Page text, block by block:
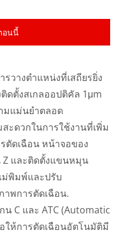
อนนี้
วางตำแหน่งที่เสถียรยิ่ง
ดตั้งสเกลออปติคัล 1μm
มแม่นยำตลอด
ะดวกในการใช้งานที่เพิ่ม
ตัดเฉือน หน้าจอของ
Z และติดตั้งแขนหมุน
พิมพ์และปรับ
าพการตัดเฉือน.
C และ ATC (Automatic
ให้การตัดเฉือนอัตโนมัติมี